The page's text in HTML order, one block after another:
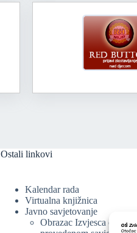
Ostali linkovi
Kalendar rada
Virtualna knjižnica
Javno savjetovanje
Obrazac Izvjesca o